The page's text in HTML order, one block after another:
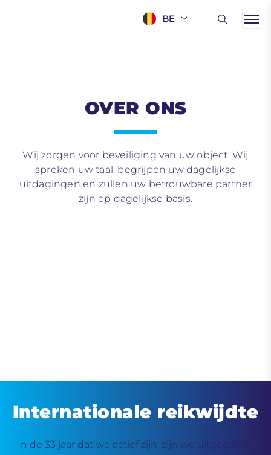
BE
OVER ONS
Wij zorgen voor beveiliging van uw object. Wij
spreken uw taal, begrijpen uw dagelijkse
uitdagingen en zullen uw betrouwbare partner
zijn op dagelijkse basis.
Internationale reikwijdte
In de 33 jaar dat we actief zijn, zijn we uitgegroeid